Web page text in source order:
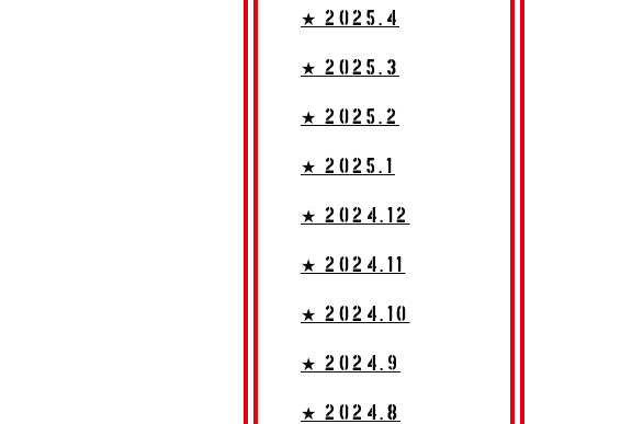
★ 2025.4
★ 2025.3
★ 2025.2
★ 2025.1
★ 2024.12
★ 2024.11
★ 2024.10
★ 2024.9
★ 2024.8